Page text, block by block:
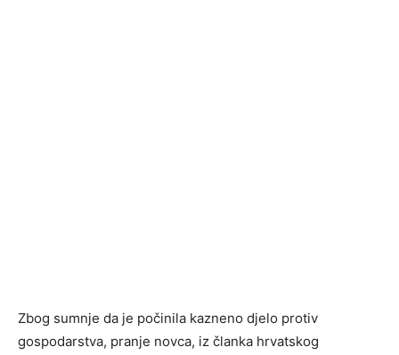
Zbog sumnje da je počinila kazneno djelo protiv
gospodarstva, pranje novca, iz članka hrvatskog